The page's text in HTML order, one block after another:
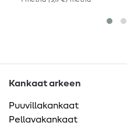
Kankaat arkeen
Puuvillakankaat
Pellavakankaat